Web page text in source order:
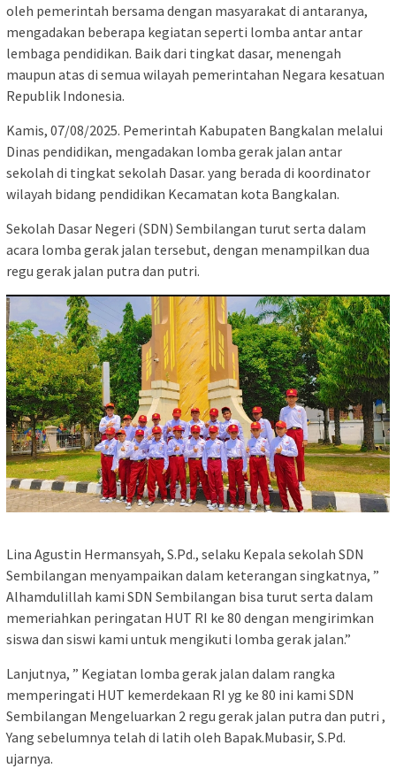
oleh pemerintah bersama dengan masyarakat di antaranya,
mengadakan beberapa kegiatan seperti lomba antar antar
lembaga pendidikan. Baik dari tingkat dasar, menengah
maupun atas di semua wilayah pemerintahan Negara kesatuan
Republik Indonesia.
Kamis, 07/08/2025. Pemerintah Kabupaten Bangkalan melalui
Dinas pendidikan, mengadakan lomba gerak jalan antar
sekolah di tingkat sekolah Dasar. yang berada di koordinator
wilayah bidang pendidikan Kecamatan kota Bangkalan.
Sekolah Dasar Negeri (SDN) Sembilangan turut serta dalam
acara lomba gerak jalan tersebut, dengan menampilkan dua
regu gerak jalan putra dan putri.
Lina Agustin Hermansyah, S.Pd., selaku Kepala sekolah SDN
Sembilangan menyampaikan dalam keterangan singkatnya, ”
Alhamdulillah kami SDN Sembilangan bisa turut serta dalam
memeriahkan peringatan HUT RI ke 80 dengan mengirimkan
siswa dan siswi kami untuk mengikuti lomba gerak jalan.”
Lanjutnya, ” Kegiatan lomba gerak jalan dalam rangka
memperingati HUT kemerdekaan RI yg ke 80 ini kami SDN
Sembilangan Mengeluarkan 2 regu gerak jalan putra dan putri ,
Yang sebelumnya telah di latih oleh Bapak.Mubasir, S.Pd.
ujarnya.